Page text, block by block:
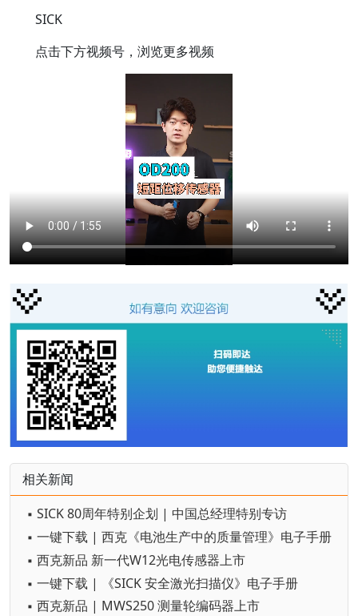
SICK
点击下方视频号，浏览更多视频
相关新闻
▪ SICK 80周年特别企划 | 中国总经理特别专访
▪ 一键下载 | 西克《电池生产中的质量管理》电子手册
▪ 西克新品 新一代W12光电传感器上市
▪ 一键下载 | 《SICK 安全激光扫描仪》电子手册
▪ 西克新品 | MWS250 测量轮编码器上市